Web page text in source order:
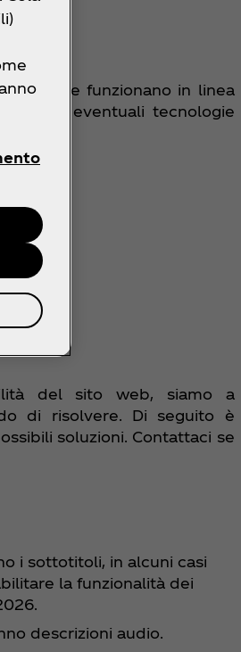
che funzionano in linea
e di eventuali tecnologie
del sito web, siamo a
di risolvere. Di seguito è
soluzioni. Contattaci se
i sottotitoli, in alcuni casi
la funzionalità dei
descrizioni audio.